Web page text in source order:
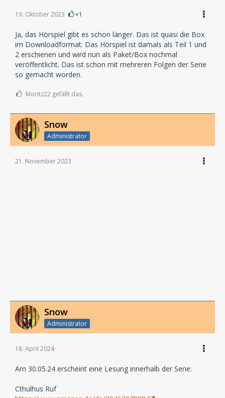
19. Oktober 2023 +1
Ja, das Hörspiel gibt es schon länger. Das ist quasi die Box
im Downloadformat. Das Hörspiel ist damals als Teil 1 und
2 erschienen und wird nun als Paket/Box nochmal
veröffentlicht. Das ist schon mit mehreren Folgen der Serie
so gemacht worden.
Moritz22 gefällt das.
Snow
Administrator
21. November 2023
Snow
Administrator
18. April 2024
Am 30.05.24 erscheint eine Lesung innerhalb der Serie:
Cthulhus Ruf